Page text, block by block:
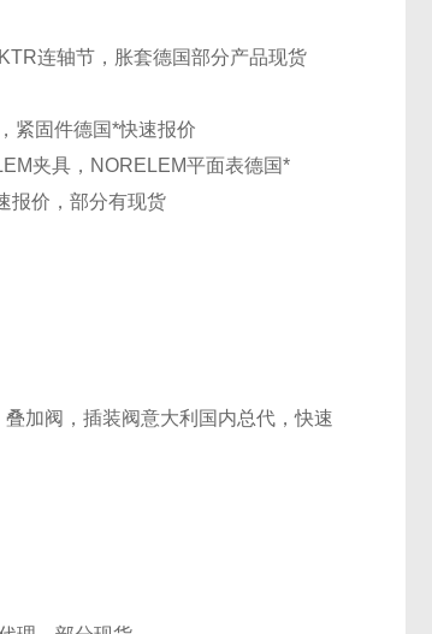
连轴节，胀套德国部分产品现货
紧固件德国*快速报价
夹具，NORELEM平面表德国*
报价，部分有现货
加阀，插装阀意大利 国内总代，快速